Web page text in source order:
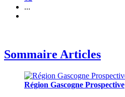
...
Sommaire Articles
Région Gascogne Prospective